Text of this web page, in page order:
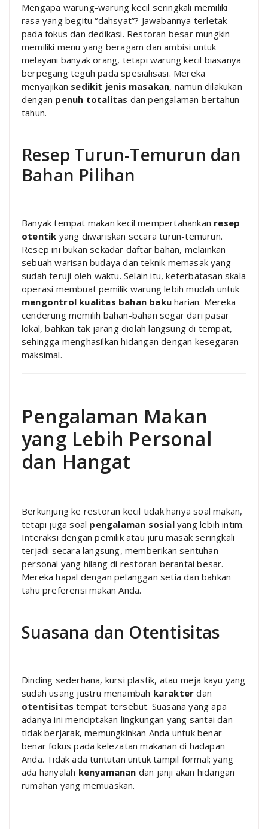
Mengapa warung-warung kecil seringkali memiliki
rasa yang begitu “dahsyat”? Jawabannya terletak
pada fokus dan dedikasi. Restoran besar mungkin
memiliki menu yang beragam dan ambisi untuk
melayani banyak orang, tetapi warung kecil biasanya
berpegang teguh pada spesialisasi. Mereka
menyajikan sedikit jenis masakan, namun dilakukan
dengan penuh totalitas dan pengalaman bertahun-
tahun.
Resep Turun-Temurun dan
Bahan Pilihan
Banyak tempat makan kecil mempertahankan resep
otentik yang diwariskan secara turun-temurun.
Resep ini bukan sekadar daftar bahan, melainkan
sebuah warisan budaya dan teknik memasak yang
sudah teruji oleh waktu. Selain itu, keterbatasan skala
operasi membuat pemilik warung lebih mudah untuk
mengontrol kualitas bahan baku harian. Mereka
cenderung memilih bahan-bahan segar dari pasar
lokal, bahkan tak jarang diolah langsung di tempat,
sehingga menghasilkan hidangan dengan kesegaran
maksimal.
Pengalaman Makan
yang Lebih Personal
dan Hangat
Berkunjung ke restoran kecil tidak hanya soal makan,
tetapi juga soal pengalaman sosialyang lebih intim.
Interaksi dengan pemilik atau juru masak seringkali
terjadi secara langsung, memberikan sentuhan
personal yang hilang di restoran berantai besar.
Mereka hapal dengan pelanggan setia dan bahkan
tahu preferensi makan Anda.
Suasana dan Otentisitas
Dinding sederhana, kursi plastik, atau meja kayu yang
sudah usang justru menambah karakter dan
otentisitas tempat tersebut. Suasana yang apa
adanya ini menciptakan lingkungan yang santai dan
tidak berjarak, memungkinkan Anda untuk benar-
benar fokus pada kelezatan makanan di hadapan
Anda. Tidak ada tuntutan untuk tampil formal; yang
ada hanyalah kenyamanan dan janji akan hidangan
rumahan yang memuaskan.